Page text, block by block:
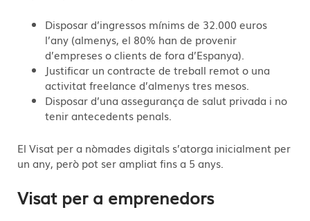
Disposar d’ingressos mínims de 32.000 euros
l’any (almenys, el 80% han de provenir
d’empreses o clients de fora d’Espanya).
Justificar un contracte de treball remot o una
activitat freelance d’almenys tres mesos.
Disposar d’una assegurança de salut privada i no
tenir antecedents penals.
El Visat per a nòmades digitals s’atorga inicialment per
un any, però pot ser ampliat fins a 5 anys.
Visat per a emprenedors